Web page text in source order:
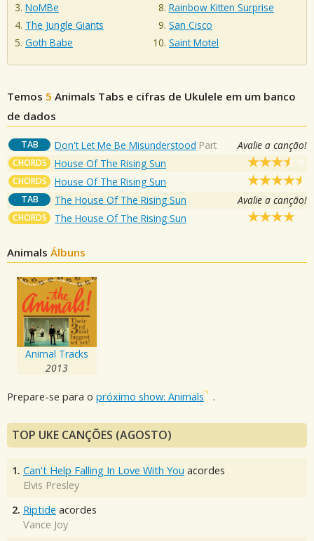
NoMBe
The Jungle Giants
Goth Babe
Rainbow Kitten Surprise
San Cisco
Saint Motel
Temos 5 Animals Tabs e cifras de Ukulele em um banco
de dados
TAB Don't Let Me Be Misunderstood Part Avalie a canção!
CHORDS House Of The Rising Sun
CHORDS House Of The Rising Sun
TAB The House Of The Rising Sun Avalie a canção!
CHORDS The House Of The Rising Sun
Animals Álbuns
Animal Tracks
2013
Prepare-se para o próximo show: Animals .
TOP UKE CANÇÕES (AGOSTO)
1. Can't Help Falling In Love With You acordes
Elvis Presley
2. Riptide acordes
Vance Joy